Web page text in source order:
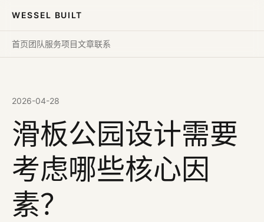
WESSEL BUILT
首页团队服务项目文章联系
2026-04-28
滑板公园设计需要
考虑哪些核心因
素？